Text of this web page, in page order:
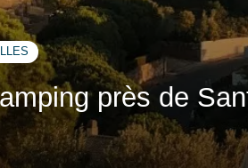
près de